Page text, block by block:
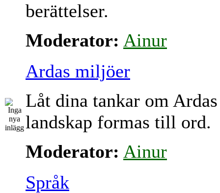
berättelser.
Moderator: Ainur
Ardas miljöer
Låt dina tankar om Ardas
landskap formas till ord.
Moderator: Ainur
Språk